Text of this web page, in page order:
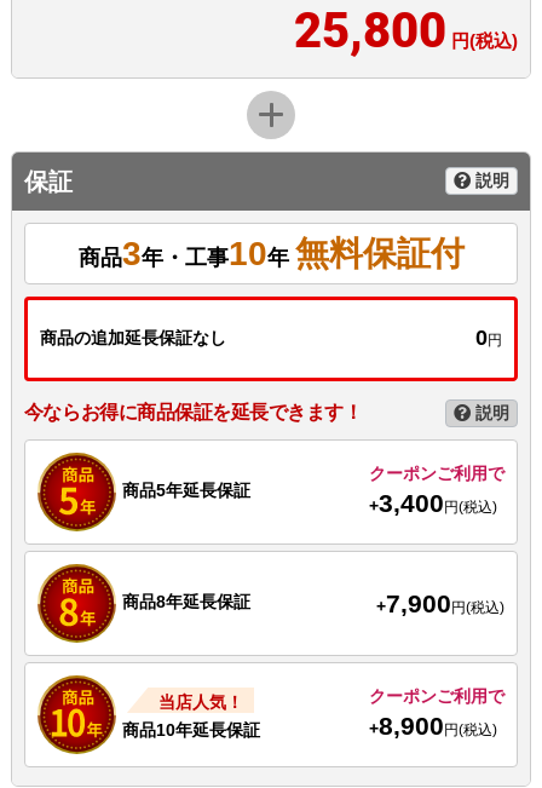
25,800 円(税込)
保証 説明
商品3年・工事10年 無料保証付
商品の追加延長保証なし 0円
今ならお得に商品保証を延長できます！ 説明
商品5年延長保証
クーポンご利用で
+3,400 円(税込)
商品8年延長保証 +7,900円(税込)
当店人気！
商品10年延長保証
クーポンご利用で
+8,900 円(税込)